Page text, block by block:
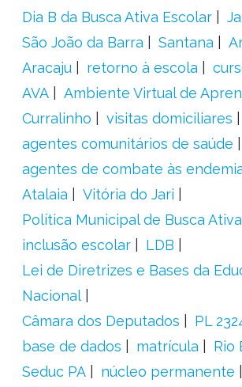
Dia B da Busca Ativa Escolar
São João da Barra
Santana
Aracaju
retorno à escola
AVA
Ambiente Virtual de
Curralinho
visitas domiciliares
agentes comunitários de saúde
agentes de combate às
Atalaia
Vitória do Jari
Política Municipal de Busca
inclusão escolar
LDB
Lei de Diretrizes e Bases da
Nacional
Câmara dos Deputados
PL
base de dados
matrícula Rio
Seduc PA
núcleo permanente